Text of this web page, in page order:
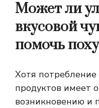
Может ли
вкусовой
помочь
Хотя
продуктов имеет
возникновению и